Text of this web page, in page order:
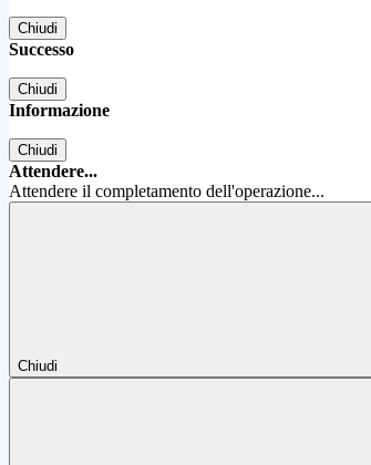
Chiudi
Successo
Chiudi
Informazione
Chiudi
Attendere...
Attendere il completamento dell'operazione...
Chiudi